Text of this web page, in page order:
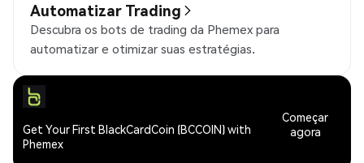
Automatizar Trading
Descubra os bots de trading da Phemex para
automatizar e otimizar suas estratégias.
Get Your First BlackCardCoin (BCCOIN) with
Phemex
Começar
agora